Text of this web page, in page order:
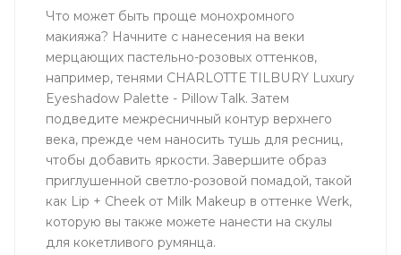
Что может быть проще монохромного
макияжа? Начните с нанесения на веки
мерцающих пастельно-розовых оттенков,
например, тенями CHARLOTTE TILBURY Luxury
Eyeshadow Palette - Pillow Talk. Затем
подведите межресничный контур верхнего
века, прежде чем наносить тушь для ресниц,
чтобы добавить яркости. Завершите образ
приглушенной светло-розовой помадой, такой
как Lip + Cheek от Milk Makeup в оттенке Werk,
которую вы также можете нанести на скулы
для кокетливого румянца.